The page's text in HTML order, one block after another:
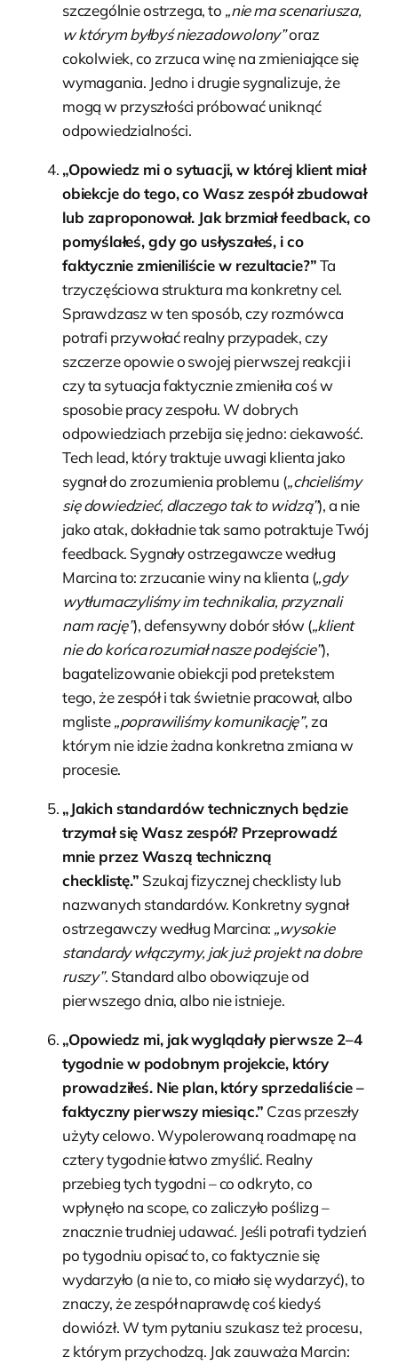
szczególnie ostrzega, to „nie ma scenariusza,
w którym byłbyś niezadowolony”oraz
cokolwiek, co zrzuca winę na zmieniające się
wymagania. Jedno i drugie sygnalizuje, że
mogą w przyszłości próbować uniknąć
odpowiedzialności.
„Opowiedz mi o sytuacji, w której klient miał
obiekcje do tego, co Wasz zespół zbudował
lub zaproponował. Jak brzmiał feedback, co
pomyślałeś, gdy go usłyszałeś, i co
faktycznie zmieniliście w rezultacie?”Ta
trzyczęściowa struktura ma konkretny cel.
Sprawdzasz w ten sposób, czy rozmówca
potrafi przywołać realny przypadek, czy
szczerze opowie o swojej pierwszej reakcji i
czy ta sytuacja faktycznie zmieniła coś w
sposobie pracy zespołu. W dobrych
odpowiedziach przebija się jedno: ciekawość.
Tech lead, który traktuje uwagi klienta jako
sygnał do zrozumienia problemu („chcieliśmy
się dowiedzieć, dlaczego tak to widzą”), a nie
jako atak, dokładnie tak samo potraktuje Twój
feedback. Sygnały ostrzegawcze według
Marcina to: zrzucanie winy na klienta („gdy
wytłumaczyliśmy im technikalia, przyznali
nam rację”), defensywny dobór słów („klient
nie do końca rozumiał nasze podejście”),
bagatelizowanie obiekcji pod pretekstem
tego, że zespół i tak świetnie pracował, albo
mgliste„poprawiliśmy komunikację”, za
którym nie idzie żadna konkretna zmiana w
procesie.
„Jakich standardów technicznych będzie
trzymał się Wasz zespół? Przeprowadź
mnie przez Waszą techniczną
checklistę.” Szukaj fizycznej checklisty lub
nazwanych standardów. Konkretny sygnał
ostrzegawczy według Marcina: „wysokie
standardy włączymy, jak już projekt na dobre
ruszy”. Standard albo obowiązuje od
pierwszego dnia, albo nie istnieje.
„Opowiedz mi, jak wyglądały pierwsze 2–4
tygodnie w podobnym projekcie, który
prowadziłeś. Nie plan, który sprzedaliście –
faktyczny pierwszy miesiąc.” Czas przeszły
użyty celowo. Wypolerowaną roadmapę na
cztery tygodnie łatwo zmyślić. Realny
przebieg tych tygodni – co odkryto, co
wpłynęło na scope, co zaliczyło poślizg –
znacznie trudniej udawać. Jeśli potrafi tydzień
po tygodniu opisać to, co faktycznie się
wydarzyło (a nie to, co miało się wydarzyć), to
znaczy, że zespół naprawdę coś kiedyś
dowiózł. W tym pytaniu szukasz też procesu,
z którym przychodzą. Jak zauważa Marcin: